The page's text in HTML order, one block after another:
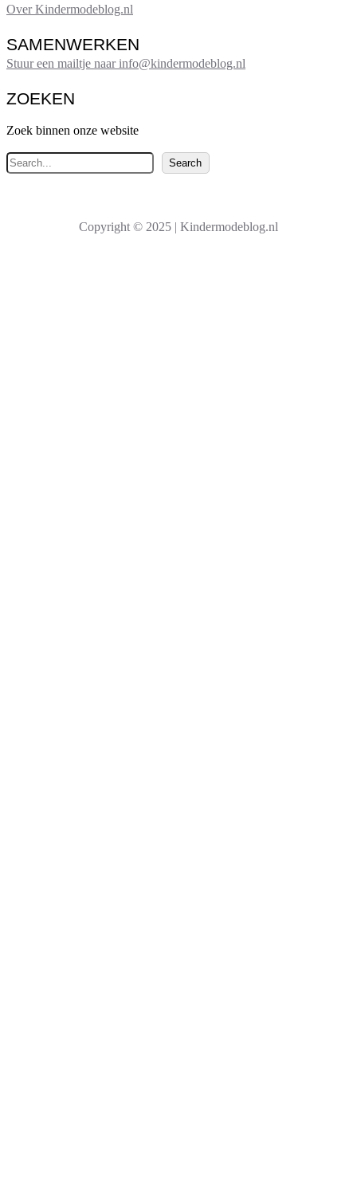
Over Kindermodeblog.nl
SAMENWERKEN
Stuur een mailtje naar info@kindermodeblog.nl
ZOEKEN
Zoek binnen onze website
Z
o
e
Search
Copyright © 2025 | Kindermodeblog.nl